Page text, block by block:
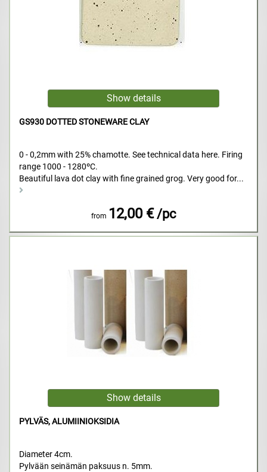
GS930 DOTTED STONEWARE CLAY
0 - 0,2mm with 25% chamotte. See technical data here. Firing
range 1000 - 1280ºC.
Beautiful lava dot clay with fine grained grog. Very good for...
from 12,00 € /pc
PYLVÄS, ALUMIINIOKSIDIA
Diameter 4cm.
Pylvään seinämän paksuus n. 5mm.